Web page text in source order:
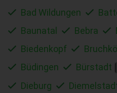
Bad Wildungen
Baunatal
Bebra
Biedenkopf
Büdingen
Bürstadt
Dieburg